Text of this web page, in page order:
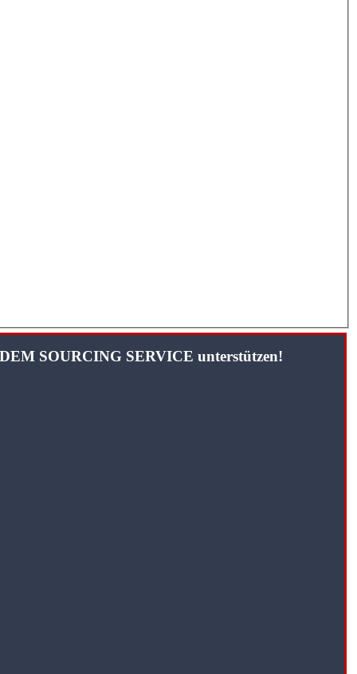
SOURCING SERVICE unterstützen!